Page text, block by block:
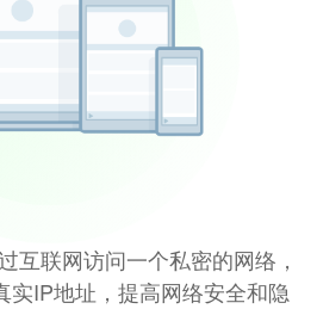
互联网访问一个私密的网络，
实IP地址，提高网络安全和隐